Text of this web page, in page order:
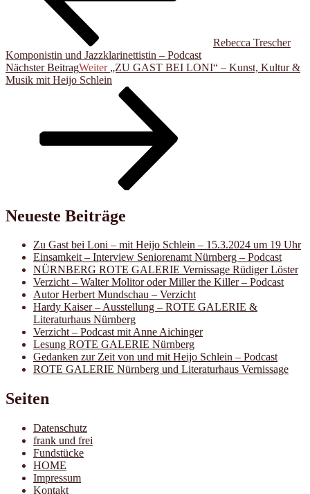
Rebecca Trescher
Komponistin und Jazzklarinettistin – Podcast
Nächster BeitragWeiter „ZU GAST BEI LONI“ – Kunst, Kultur &
Musik mit Heijo Schlein
Neueste Beiträge
Zu Gast bei Loni – mit Heijo Schlein – 15.3.2024 um 19 Uhr
Einsamkeit – Interview Seniorenamt Nürnberg – Podcast
NÜRNBERG ROTE GALERIE Vernissage Rüdiger Löster
Verzicht – Walter Molitor oder Miller the Killer – Podcast
Autor Herbert Mundschau – Verzicht
Hardy Kaiser – Ausstellung – ROTE GALERIE &
Literaturhaus Nürnberg
Verzicht – Podcast mit Anne Aichinger
Lesung ROTE GALERIE Nürnberg
Gedanken zur Zeit von und mit Heijo Schlein – Podcast
ROTE GALERIE Nürnberg und Literaturhaus Vernissage
Seiten
Datenschutz
frank und frei
Fundstücke
HOME
Impressum
Kontakt